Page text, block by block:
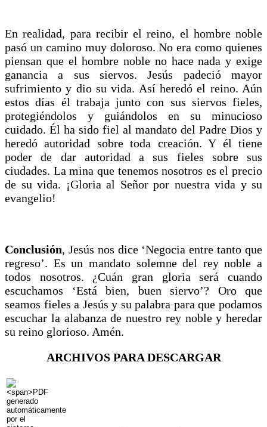
En realidad, para recibir el reino, el hombre noble
pasó un camino muy doloroso. No era como quienes
piensan que el hombre noble no hace nada y exige
ganancia a sus siervos. Jesús padeció mayor
sufrimiento y dio su vida. Así heredó el reino. Aún
estos días él trabaja junto con sus siervos fieles,
protegiéndolos y guiándolos en su minucioso
cuidado. Él ha sido fiel al mandato del Padre Dios y
heredó autoridad sobre toda creación. Y él tiene
poder de dar autoridad a sus fieles sobre sus
ciudades. La mina que tenemos nosotros es el precio
de su vida. ¡Gloria al Señor por nuestra vida y su
evangelio!
Conclusión, Jesús nos dice ‘Negocia entre tanto que
regreso’. Es un mandato solemne del rey noble a
todos nosotros. ¿Cuán gran gloria será cuando
escuchamos ‘Está bien, buen siervo’? Oro que
seamos fieles a Jesús y su palabra para que podamos
escuchar la alabanza de nuestro rey noble y heredar
su reino glorioso. Amén.
ARCHIVOS PARA DESCARGAR